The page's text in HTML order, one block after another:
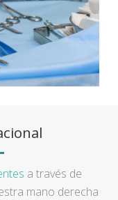
a través de
mano derecha